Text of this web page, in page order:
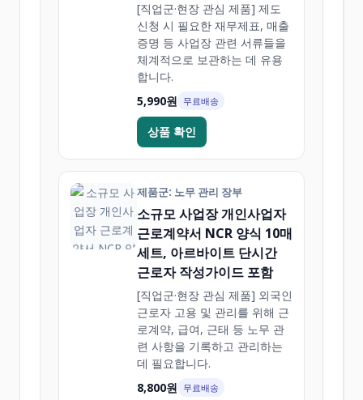
[직업군·현장 관심 제품] 제도
신청 시 필요한 재무제표, 매출
증명 등 사업장 관련 서류들을
체계적으로 보관하는 데 유용
합니다.
5,990원 무료배송
상품 확인
제품군: 노무 관리 장부
소규모 사업장 개인사업자
근로계약서 NCR 양식 10매
세트, 아르바이트 단시간
근로자 작성가이드 포함
[직업군·현장 관심 제품] 외국인
근로자 고용 및 관리를 위해 근
로계약, 급여, 근태 등 노무 관
련 사항을 기록하고 관리하는
데 필요합니다.
8,800원 무료배송